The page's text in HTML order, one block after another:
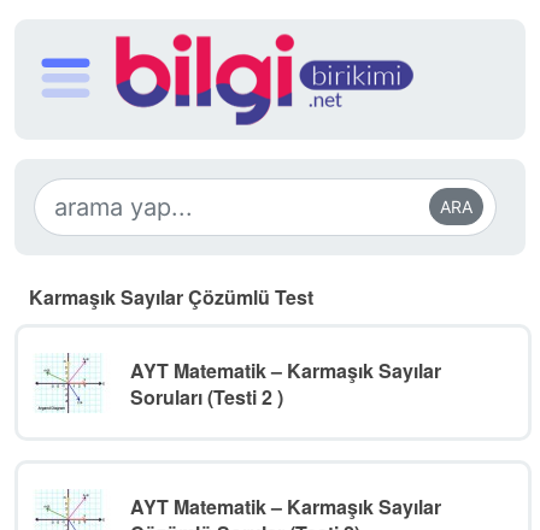
ARA
Karmaşık Sayılar Çözümlü Test
AYT Matematik – Karmaşık Sayılar
Soruları (Testi 2 )
AYT Matematik – Karmaşık Sayılar